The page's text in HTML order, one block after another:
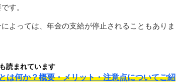
す。
によっては、年金の支給が停止されることもありま
読まれています
は何か？概要・メリット・注意点についてご紹